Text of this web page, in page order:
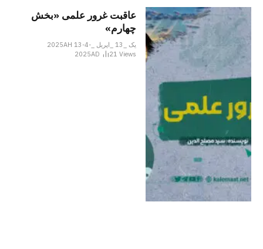
عاقبت غرور علمی «بخش
چهارم»
یک _13 _اپریل _2025AH 13-4-
2025AD
21Views